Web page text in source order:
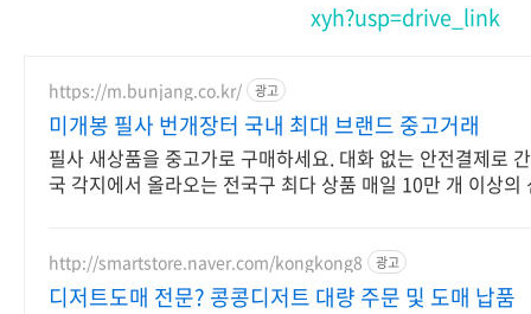
xyh?usp=drive_link
https://m.bunjang.co.kr/ 광고
미개봉 필사 번개장터 국내 최대 브랜드 중고거래
필사 새상품을 중고가로 구매하세요. 대화 없는 안전결제로
국 각지에서 올라오는 전국구 최다 상품 매일 10만 개 이상의
http://smartstore.naver.com/kongkong8 광고
디저트도매 전문? 콩콩디저트 대량 주문 및 도매 납품